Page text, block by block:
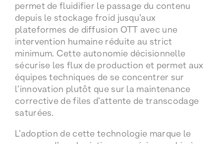
permet de fluidifier le passage du contenu
depuis le stockage froid jusqu’aux
plateformes de diffusion OTT avec une
intervention humaine réduite au strict
minimum. Cette autonomie décisionnelle
sécurise les flux de production et permet aux
équipes techniques de se concentrer sur
l’innovation plutôt que sur la maintenance
corrective de files d’attente de transcodage
saturées.
L’adoption de cette technologie marque le